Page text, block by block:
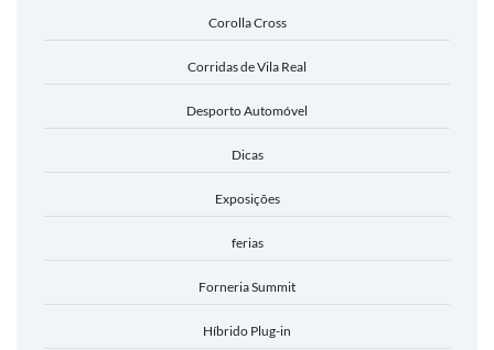
Corolla Cross
Corridas de Vila Real
Desporto Automóvel
Dicas
Exposições
ferias
Forneria Summit
Híbrido Plug-in